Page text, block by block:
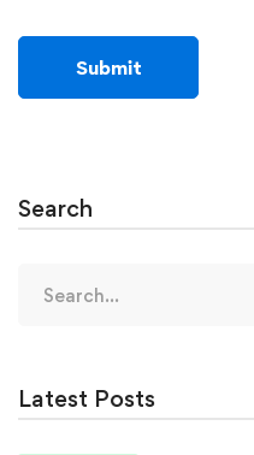
Search
for:
Latest Posts